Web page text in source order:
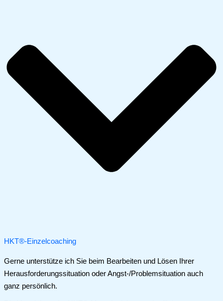
HKT®-Einzelcoaching
Gerne unterstütze ich Sie beim Bearbeiten und Lösen Ihrer
Herausforderungssituation oder Angst-/Problemsituation auch
ganz persönlich.